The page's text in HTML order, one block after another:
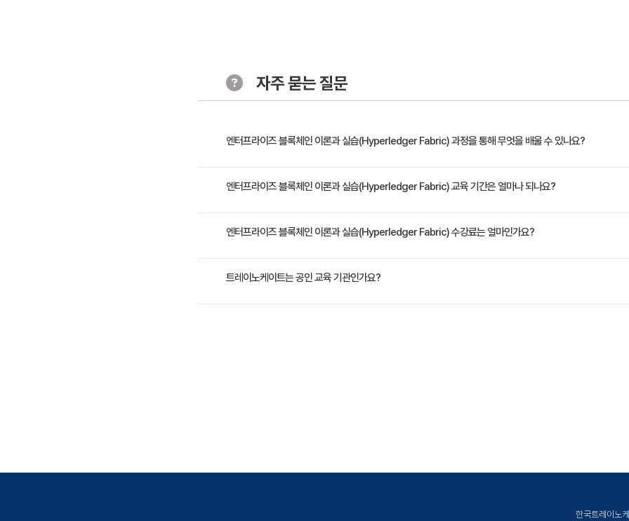
Hyperledger Fabric 기반 어플리케이션 개발
- Hyperledger Composer 개요
- Hyperledger Composer 모델링 실습
자주 묻는 질문
엔터프라이즈 블록체인 이론과 실습(Hyperledger Fabric) 과정을 통해 무엇을 배울 수 있나요?
Blockchain 플랫폼인 ‘Hyperledger’에 대해 살펴보고, 이를 기반으로 하는 웹 기반의 Auction Model 을 통해
엔터프라이즈 블록체인 이론과 실습(Hyperledger Fabric) 교육 기간은 얼마나 되나요?
2일 과정입니다. 상세 일정은 교육 페이지에서 확인하실 수 있습니다.
엔터프라이즈 블록체인 이론과 실습(Hyperledger Fabric) 수강료는 얼마인가요?
수강료는 900,000원(VAT 별도)입니다. 고용보험 환급 및 기업 할인 혜택이 적용될 수 있으니 자세한 내용은 트레이노
트레이노케이트는 공인 교육 기관인가요?
한국트레이노